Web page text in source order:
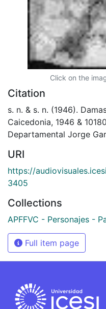
Click on the
Citation
s. n. & s. n. (1946).
Caicedonia, 1946 &
Departamental Jorge
URI
https://
3405
Collections
APFFVC - Personajes -
Full item page